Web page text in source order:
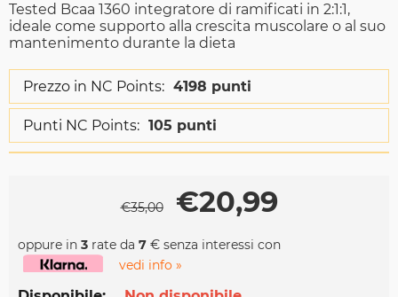
Tested Bcaa 1360 integratore di ramificati in 2:1:1,
ideale come supporto alla crescita muscolare o al suo
mantenimento durante la dieta
Prezzo in NC Points: 4198 punti
Punti NC Points: 105 punti
€35,00 €20,99
oppure in 3 rate da 7 € senza interessi con
vedi info »